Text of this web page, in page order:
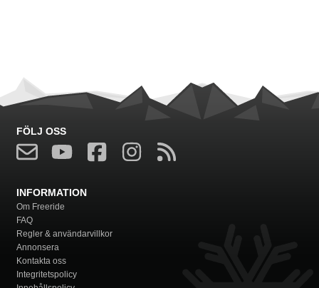
FÖLJ OSS
INFORMATION
Om Freeride
FAQ
Regler & användarvillkor
Annonsera
Kontakta oss
Integritetspolicy